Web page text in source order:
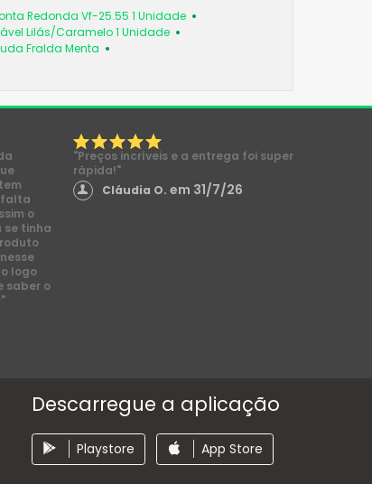
Redonda Vf-25.55 1 Unidade
Lilás/Caramelo 1 Unidade
Fralda Menta
falta
o
se tinha
logo
saber o
"Preços incríveis e a entrega foi super
rápida!"
Cláudia O. em 31/7/26
Descarregue a aplicação
Playstore App Store